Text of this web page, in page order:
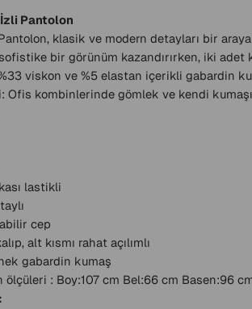
Pantolon
klasik ve modern detayları bir
bir görünüm kazandırırken, iki adet
viskon ve %5 elastan içerikli gabardin
Ofis kombinlerinde gömlek ve kendi
lastikli
cep
alt kısmı rahat açılımlı
gabardin kumaş
ölçüleri : Boy:107 cm Bel:66 cm Basen:96